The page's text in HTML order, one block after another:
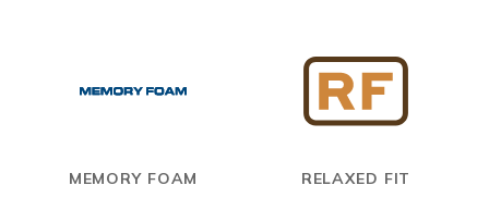
MEMORY FOAM RELAXED FIT